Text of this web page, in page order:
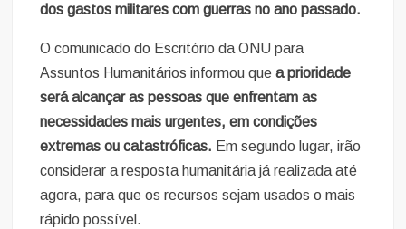
dos gastos militares com guerras no ano passado.
O comunicado do Escritório da ONU para
Assuntos Humanitários informou quea prioridade
será alcançar as pessoas que enfrentam as
necessidades mais urgentes, em condições
extremas ou catastróficas. Em segundo lugar, irão
considerar a resposta humanitária já realizada até
agora, para que os recursos sejam usados o mais
rápido possível.